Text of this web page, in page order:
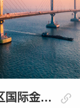
大湾区国际金科城